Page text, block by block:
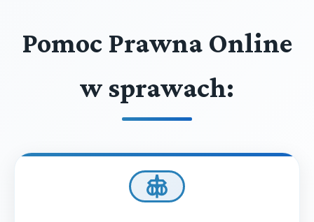
Pomoc Prawna Online
w sprawach: